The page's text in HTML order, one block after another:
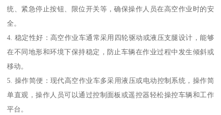
统、紧急停止按钮、限位开关等，确保操作人员在高空作业时的安
全。
4. 稳定性好：高空作业车通常采用四轮驱动或液压支腿设计，能够
在不同地形和环境下保持稳定，防止车辆在作业过程中发生倾斜或
移动。
5. 操作简便：现代高空作业车多采用液压或电动控制系统，操作简
单直观，操作人员可以通过控制面板或遥控器轻松操控车辆和工作
平台。